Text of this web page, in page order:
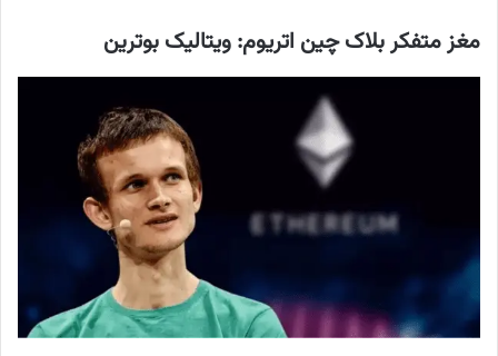
مغز متفکر بلاک چین اتریوم: ویتالیک بوترین